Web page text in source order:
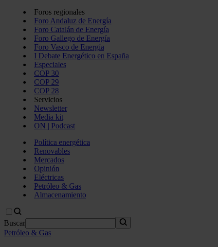
Foros regionales
Foro Andaluz de Energía
Foro Catalán de Energía
Foro Gallego de Energía
Foro Vasco de Energía
I Debate Energético en España
Especiales
COP 30
COP 29
COP 28
Servicios
Newsletter
Media kit
ON | Podcast
Política energética
Renovables
Mercados
Opinión
Eléctricas
Petróleo & Gas
Almacenamiento
Buscar
Petróleo & Gas